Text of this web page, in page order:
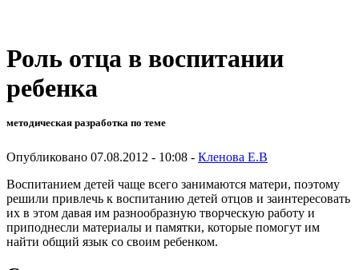
Роль отца в воспитании
ребенка
методическая разработка по теме
Опубликовано 07.08.2012 - 10:08 - Кленова Е.В
Воспитанием детей чаще всего занимаются матери, поэтому
решили привлечь к воспитанию детей отцов и заинтересовать
их в этом давая им разнообразную творческую работу и
приподнесли материалы и памятки, которые помогут им
найти общий язык со своим ребенком.